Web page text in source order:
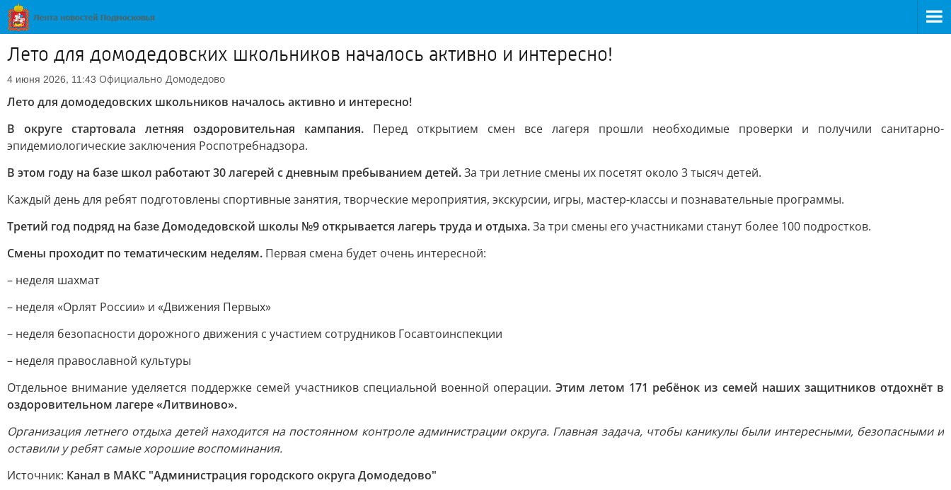
Лето для домодедовских школьников началось активно и интересно!
4 июня 2026, 11:43 Официально Домодедово
Лето для домодедовских школьников началось активно и интересно!
В округе стартовала летняя оздоровительная кампания. Перед открытием смен все лагеря прошли необходимые проверки и получили санитарно-
эпидемиологические заключения Роспотребнадзора.
В этом году на базе школ работают 30 лагерей с дневным пребыванием детей.За три летние смены их посетят около 3 тысяч детей.
Каждый день для ребят подготовлены спортивные занятия, творческие мероприятия, экскурсии, игры, мастер-классы и познавательные программы.
Третий год подряд на базе Домодедовской школы №9 открывается лагерь труда и отдыха.За три смены его участниками станут более 100 подростков.
Смены проходит по тематическим неделям. Первая смена будет очень интересной:
– неделя шахмат
– неделя «Орлят России» и «Движения Первых»
– неделя безопасности дорожного движения с участием сотрудников Госавтоинспекции
– неделя православной культуры
Отдельное внимание уделяется поддержке семей участников специальной военной операции. Этим летом 171 ребёнок из семей наших защитников отдохнёт в
оздоровительном лагере «Литвиново».
Организация летнего отдыха детей находится на постоянном контроле администрации округа. Главная задача, чтобы каникулы были интересными, безопасными и
оставили у ребят самые хорошие воспоминания.
Источник: Канал в МАКС "Администрация городского округа Домодедово"